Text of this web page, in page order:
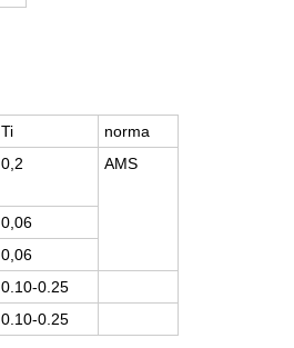
Ti
norma
0,2 AMS
0,06
0,06
0.10-0.25
0.10-0.25